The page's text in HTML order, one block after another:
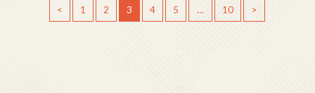
< 1 2 3 4 5 … 10 >